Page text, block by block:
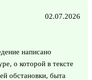
02.07.2026
написано
о которой в тексте
обстановки, быта